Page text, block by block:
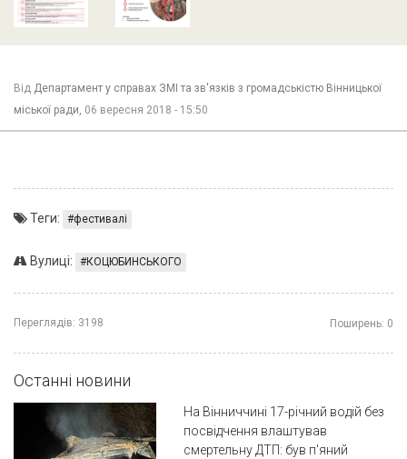
Від Департамент у справах ЗМІ та зв'язків з громадськістю Вінницької
міської ради, 06 вересня 2018 - 15:50
Теги: фестивалі
Вулиці: КОЦЮБИНСЬКОГО
Переглядів: 3198 Поширень: 0
Останні новини
На Вінниччині 17-річний водій без
посвідчення влаштував
смертельну ДТП: був п'яний